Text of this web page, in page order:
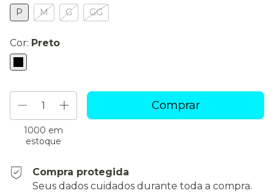
P M G GG
Cor: Preto
1000 em
estoque
Compra protegida
Seus dados cuidados durante toda a compra.